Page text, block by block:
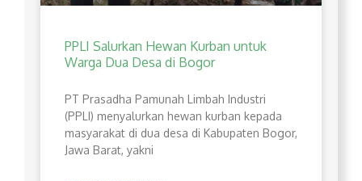
PPLI Salurkan Hewan Kurban untuk
Warga Dua Desa di Bogor
PT Prasadha Pamunah Limbah Industri
(PPLI) menyalurkan hewan kurban kepada
masyarakat di dua desa di Kabupaten Bogor,
Jawa Barat, yakni